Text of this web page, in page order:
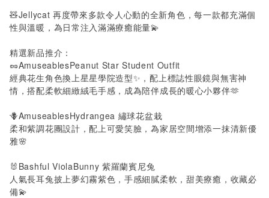
🧸Jellycat 再度帶來多款令人心動的全新角色，每一款都充滿個
性與溫暖，為日常注入滿滿療癒能量💫
精選新品推介：
🥜AmuseablesPeanut Star Student Outfit
經典花生角色換上星星學院造型✨，配上標誌性眼鏡與無害神
情，搭配柔軟細緻絨毛手感，成為陪伴成長的暖心小夥伴🫶
🪻AmuseablesHydrangea 繡球花盆栽
柔和紫調花團設計，配上可愛笑臉，為家居空間增添一抹清新優
雅🌸
🐰 Bashful ViolaBunny紫羅蘭賓尼兔
人氣長耳兔披上夢幻霧紫色，手感細膩柔軟，甜美療癒，收藏必
備💫